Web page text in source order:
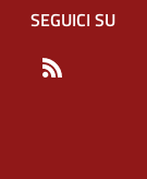
SEGUICI SU